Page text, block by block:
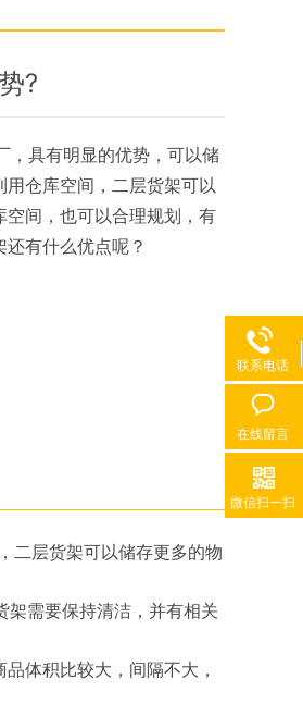
?
具有明显的优势，可以储
仓库空间，二层货架可以
间，也可以合理规划，有
有什么优点呢？
层货架可以储存更多的物
需要保持清洁，并有相关
体积比较大，间隔不大，
联系电话
在线留言
微信扫一扫